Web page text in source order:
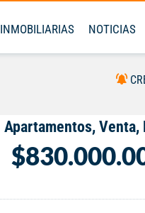
INMOBILIARIAS NOTICIAS
Apartamentos, Venta,